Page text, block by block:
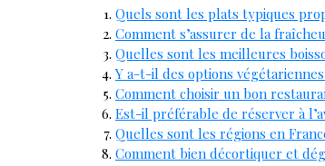
Quels sont les plats typiques
Comment s’assurer de la
Quelles sont les meilleures
Y a-t-il des options
Comment choisir un bon
Est-il préférable de réserver à
Quelles sont les régions en
Comment bien décortiquer et